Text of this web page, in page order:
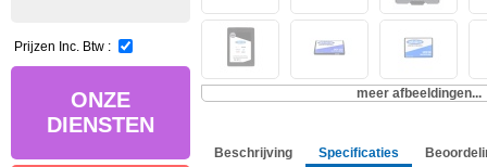
Prijzen Inc. Btw :
ONZE
DIENSTEN
meer afbeeldingen...
Beschrijving Specificaties